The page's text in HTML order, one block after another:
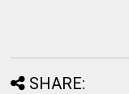
SHARE: